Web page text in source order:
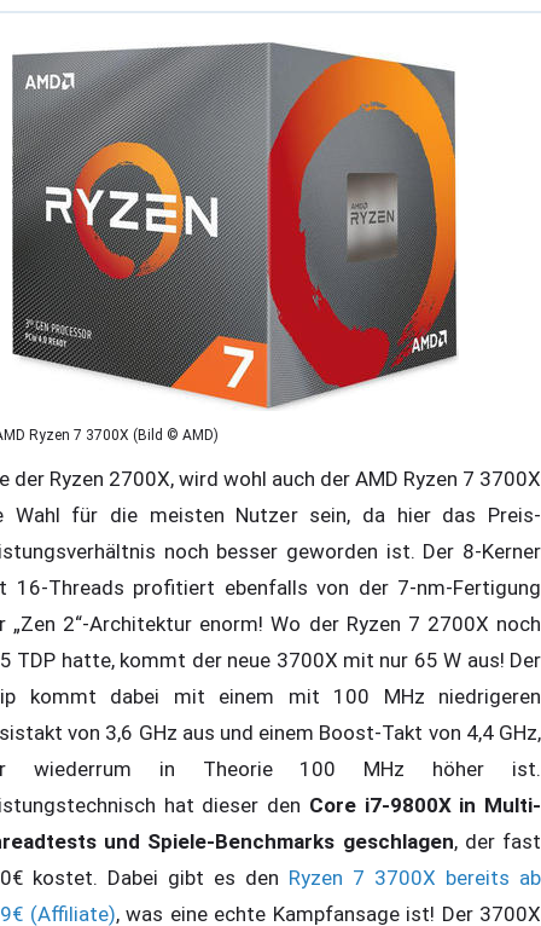
Ryzen 7 3700X (Bild © AMD)
der Ryzen 2700X, wird wohl auch der AMD Ryzen 7 3700X
Wahl für die meisten Nutzer sein, da hier das Preis-
noch besser geworden ist. Der 8-Kerner
16-Threads profitiert ebenfalls von der 7-nm-Fertigung
„Zen 2“-Architektur enorm! Wo der Ryzen 7 2700X noch
TDP hatte, kommt der neue 3700X mit nur 65 W aus! Der
kommt dabei mit einem mit 100 MHz niedrigeren
von 3,6 GHz aus und einem Boost-Takt von 4,4 GHz,
wiederrum in Theorie 100 MHz höher ist.
hat dieser den Core i7-9800X in Multi-
und Spiele-Benchmarks geschlagen, der fast
kostet. Dabei gibt es den Ryzen 7 3700X bereits ab
(Affiliate), was eine echte Kampfansage ist! Der 3700X